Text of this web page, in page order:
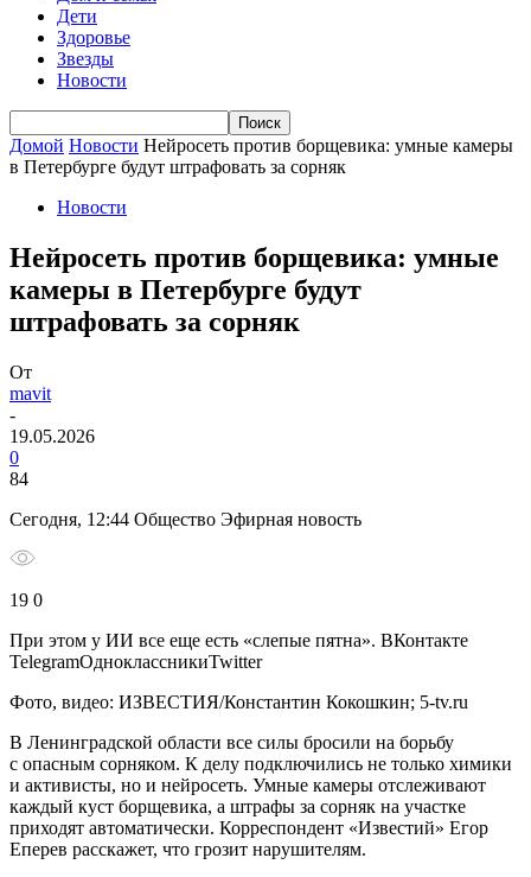
Дети
Здоровье
Звезды
Новости
Домой Новости Нейросеть против борщевика: умные камеры
в Петербурге будут штрафовать за сорняк
Новости
Нейросеть против борщевика: умные
камеры в Петербурге будут
штрафовать за сорняк
От
mavit
-
19.05.2026
0
84
Сегодня, 12:44 Общество Эфирная новость
19 0
При этом у ИИ все еще есть «слепые пятна». ВКонтакте
TelegramОдноклассникиTwitter
Фото, видео: ИЗВЕСТИЯ/Константин Кокошкин; 5-tv.ru
В Ленинградской области все силы бросили на борьбу
с опасным сорняком. К делу подключились не только химики
и активисты, но и нейросеть. Умные камеры отслеживают
каждый куст борщевика, а штрафы за сорняк на участке
приходят автоматически. Корреспондент «Известий» Егор
Еперев расскажет, что грозит нарушителям.